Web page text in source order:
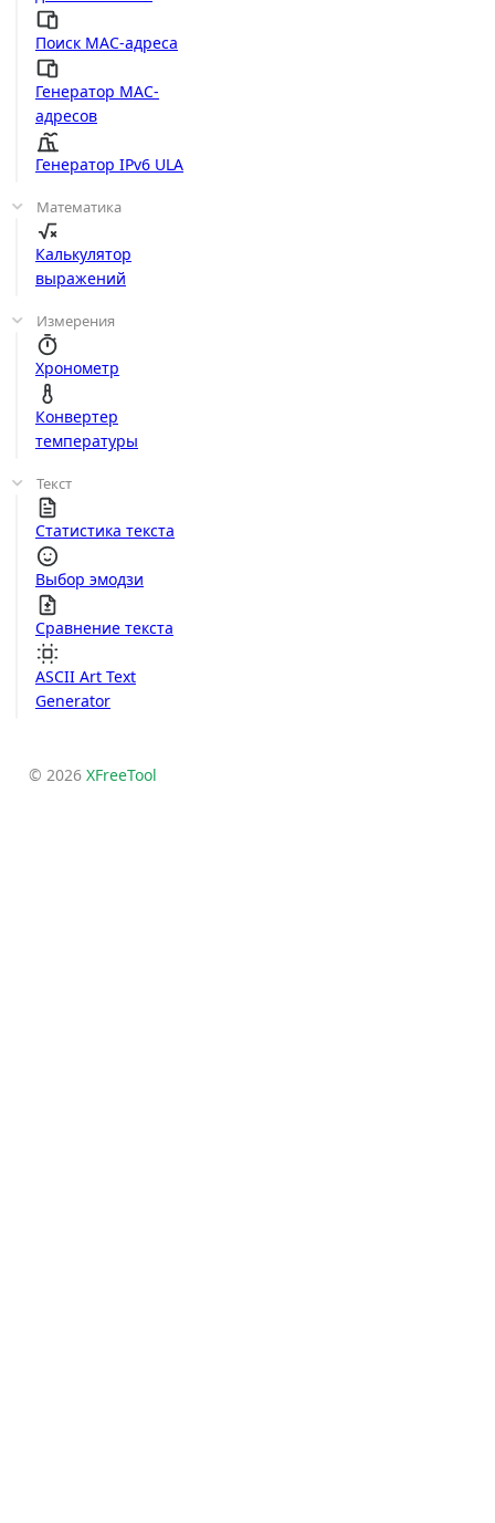
Поиск MAC-адреса
Генератор MAC-
адресов
Генератор IPv6 ULA
Математика
Калькулятор
выражений
Измерения
Хронометр
Конвертер
температуры
Текст
Статистика текста
Выбор эмодзи
Сравнение текста
ASCII Art Text
Generator
© 2026XFreeTool